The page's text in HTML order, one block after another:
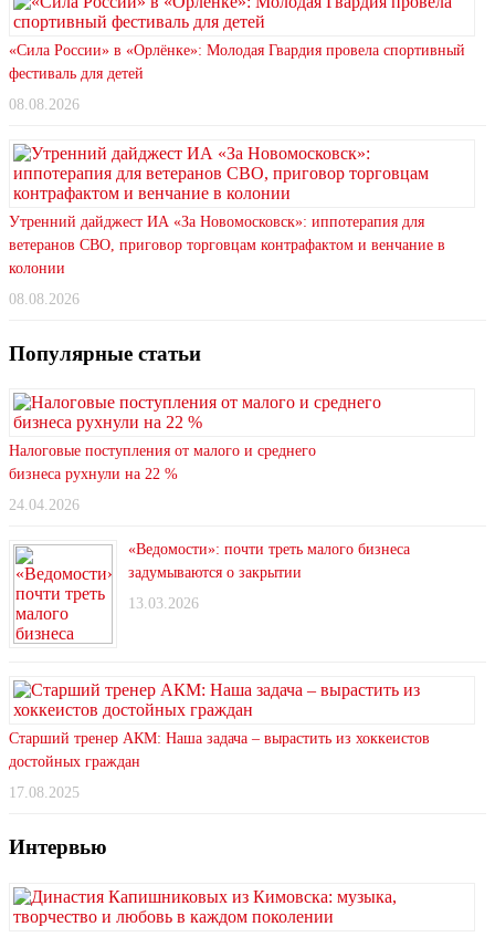
«Сила России» в «Орлёнке»: Молодая Гвардия провела спортивный
фестиваль для детей
08.08.2026
Утренний дайджест ИА «За Новомосковск»: иппотерапия для
ветеранов СВО, приговор торговцам контрафактом и венчание в
колонии
08.08.2026
Популярные статьи
Налоговые поступления от малого и среднего
бизнеса рухнули на 22 %
24.04.2026
«Ведомости»: почти треть малого бизнеса
задумываются о закрытии
13.03.2026
Старший тренер АКМ: Наша задача – вырастить из хоккеистов
достойных граждан
17.08.2025
Интервью